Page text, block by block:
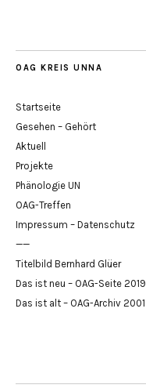
OAG KREIS UNNA
Startseite
Gesehen – Gehört
Aktuell
Projekte
Phänologie UN
OAG-Treffen
Impressum – Datenschutz
——
Titelbild Bernhard Glüer
Das ist neu – OAG-Seite 2019
Das ist alt – OAG-Archiv